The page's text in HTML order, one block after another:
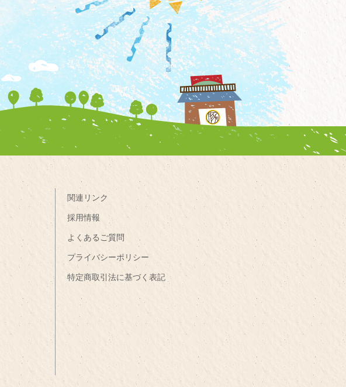
関連リンク
採用情報
よくあるご質問
プライバシーポリシー
特定商取引法に基づく表記